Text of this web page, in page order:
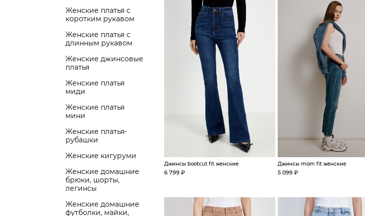
Женские платья с
коротким рукавом
Женские платья с
длинным рукавом
Женские джинсовые
платья
Женские платья
миди
Женские платья
мини
Женские платья-
рубашки
Женские кигуруми
Женские домашние
брюки, шорты,
легинсы
Женские домашние
футболки, майки,
Джинсы bootcut fit женские
6 799 ₽
Джинсы mom fit женские
5 099 ₽